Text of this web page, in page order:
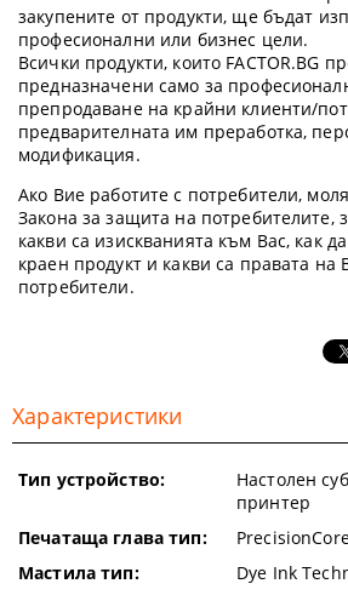
закупените от продукти, ще бъдат
професионални или бизнес цели.
Всички продукти, които FACTOR.BG
предназначени само за
препродаване на крайни клиенти/
предварителната им преработка,
модификация.
Ако Вие работите с потребители,
Закона за защита на потребителите,
какви са изискванията към Вас, как
краен продукт и какви са правата
потребители.
Характеристики
Тип устройство:
Настолен
принтер
Печатаща глава тип:
Мастила тип:
Dye Ink